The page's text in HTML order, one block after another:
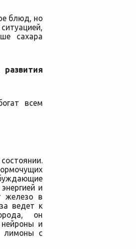
блюд, но
сахара
всем
и
железо в
ведет к
он
и
лимоны с